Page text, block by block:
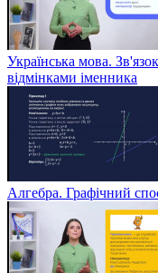
Українська мова.
відмінками іменника
Алгебра. Графічний